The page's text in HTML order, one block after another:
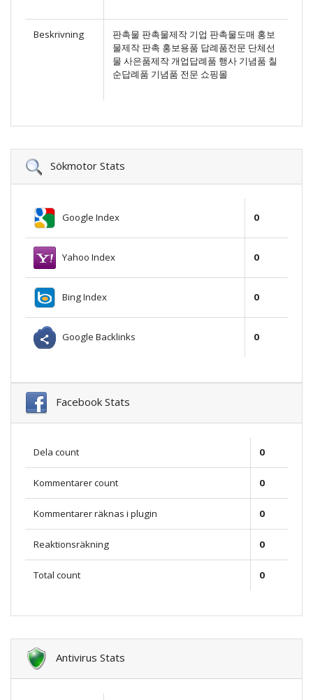
Beskrivning
판촉물 판촉물제작 기업 판촉물도매 홍보
물제작 판촉 홍보용품 답례품전문 단체선
물 사은품제작 개업답례품 행사 기념품 칠
순답례품 기념품 전문 쇼핑몰
Sökmotor Stats
Google Index 0
Yahoo Index 0
Bing Index 0
Google Backlinks 0
Facebook Stats
Dela count 0
Kommentarer count 0
Kommentarer räknas i plugin 0
Reaktionsräkning 0
Total count 0
Antivirus Stats